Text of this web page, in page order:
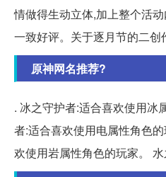
情做得生动立体,加上整个活
一致好评。关于逐月节的二创
原神网名推荐?
. 冰之守护者:适合喜欢使用冰
者:适合喜欢使用电属性角色
欢使用岩属性角色的玩家。 水